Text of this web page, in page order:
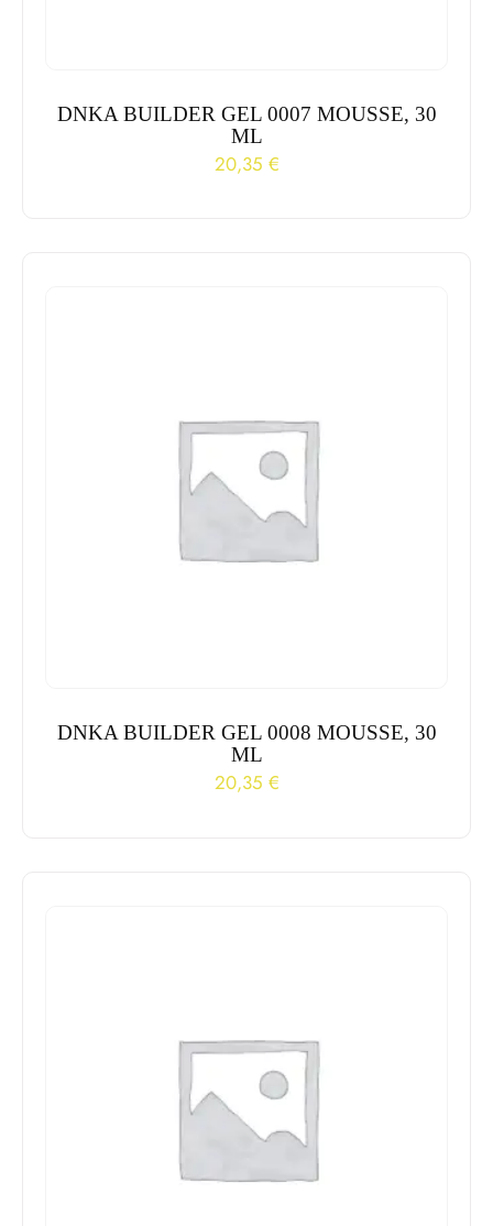
DNKA BUILDER GEL 0007 MOUSSE, 30
ML
20,35 €
DNKA BUILDER GEL 0008 MOUSSE, 30
ML
20,35 €